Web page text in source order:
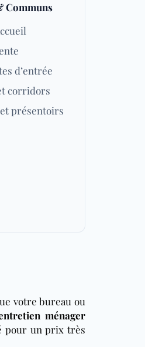
Communs
d’entrée
corridors
présentoirs
votre bureau ou
ménager
pour un prix très